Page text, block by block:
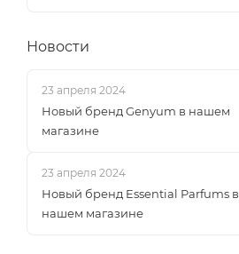
Новости
23 апреля 2024
Новый бренд Genyum в нашем
магазине
23 апреля 2024
Новый бренд Essential Parfums в
нашем магазине